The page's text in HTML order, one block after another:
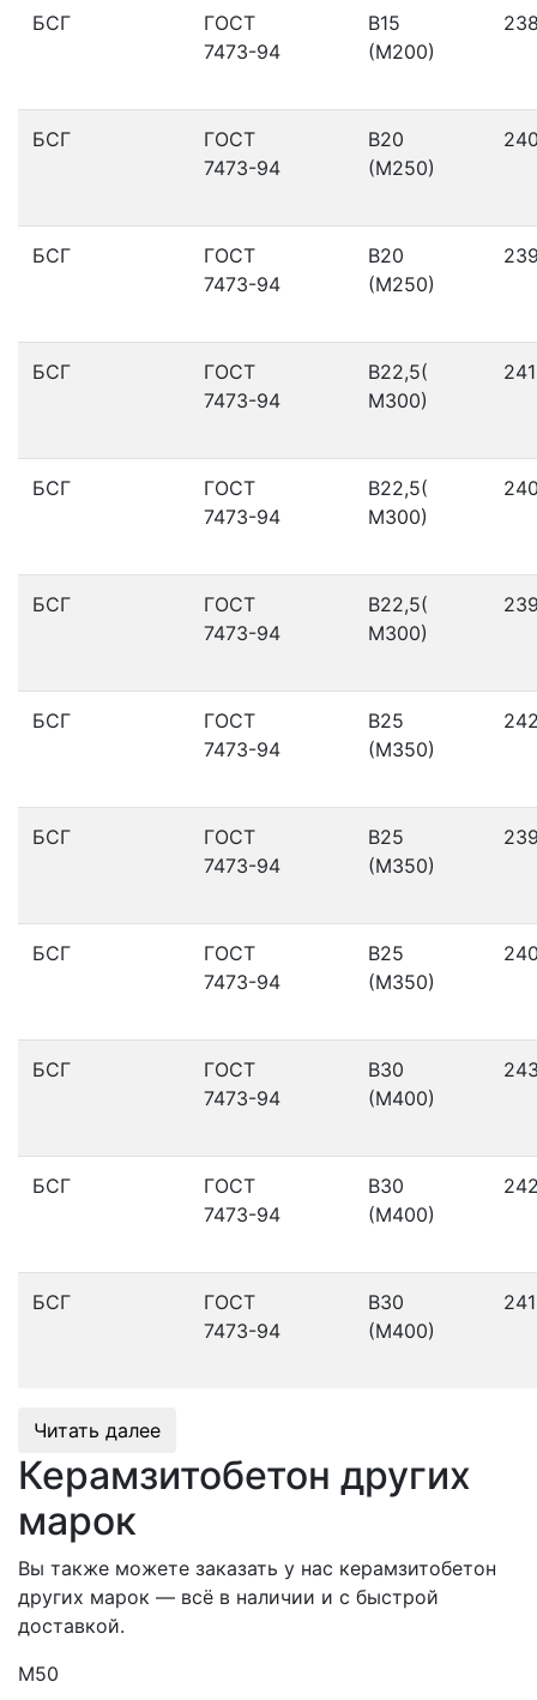
БСГ
ГОСТ
7473-94
В15
(М200)
БСГ
ГОСТ
7473-94
В20
(М250)
БСГ
ГОСТ
7473-94
В20
(М250)
БСГ
ГОСТ
7473-94
В22,5(
М300)
БСГ
ГОСТ
7473-94
В22,5(
М300)
БСГ
ГОСТ
7473-94
В22,5(
М300)
БСГ
ГОСТ
7473-94
В25
(М350)
БСГ
ГОСТ
7473-94
В25
(М350)
БСГ
ГОСТ
7473-94
В25
(М350)
БСГ
ГОСТ
7473-94
В30
(М400)
БСГ
ГОСТ
7473-94
В30
(М400)
БСГ
ГОСТ
7473-94
В30
(М400)
Читать далее
Керамзитобетон других
марок
Вы также можете заказать у нас керамзитобетон
других марок — всё в наличии и с быстрой
доставкой.
М50